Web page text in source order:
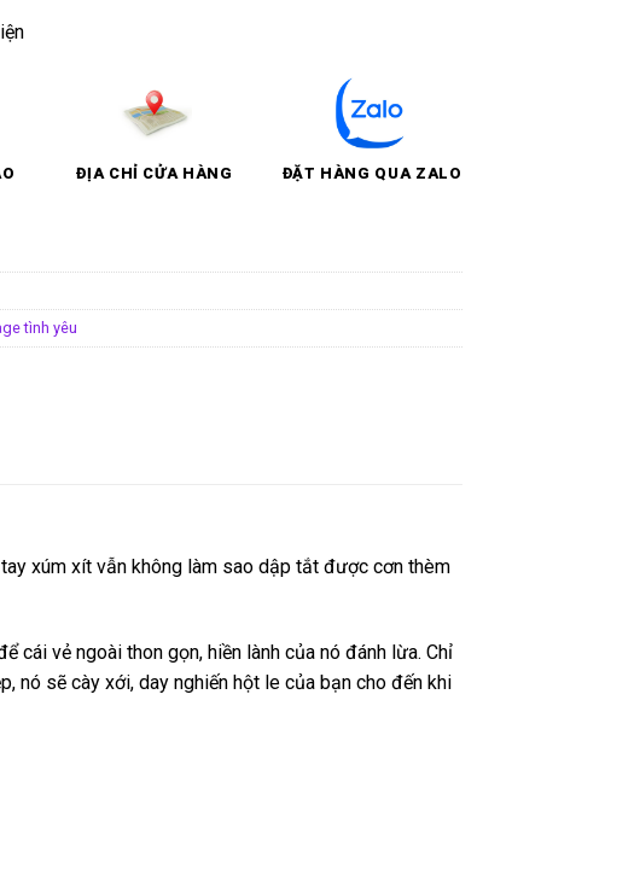
ĐỊA CHỈ CỬA HÀNG ĐẶT HÀNG QUA ZALO
tình yêu
xúm xít vẫn không làm sao dập tắt được cơn thèm
cái vẻ ngoài thon gọn, hiền lành của nó đánh lừa. Chỉ
nó sẽ cày xới, day nghiến hột le của bạn cho đến khi